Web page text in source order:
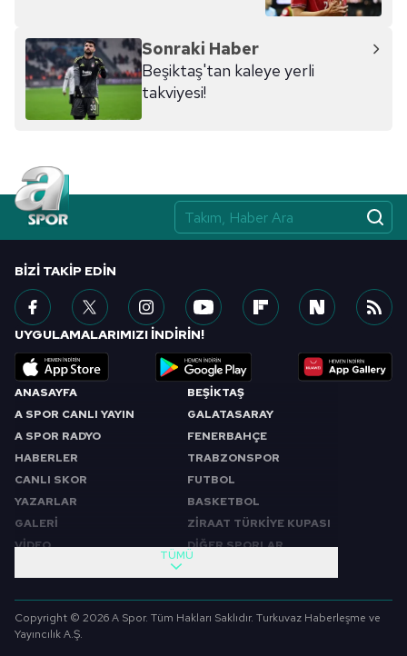
Sonraki Haber
Beşiktaş'tan kaleye yerli
takviyesi!
ANASAYFA
A SPOR CANLI YAYIN
A SPOR RADYO
HABERLER
CANLI SKOR
YAZARLAR
GALERİ
VİDEO
BEŞİKTAŞ
GALATASARAY
FENERBAHÇE
TRABZONSPOR
FUTBOL
BASKETBOL
ZİRAAT TÜRKİYE KUPASI
DİĞER SPORLAR
SABAH SPORU
SPOR GÜNDEMİ
FUTBOL
TÜMÜ
BIZI TAKIP EDIN
UYGULAMALARIMIZI İNDİRİN!
Copyright © 2026 A Spor. Tüm Hakları Saklıdır. Turkuvaz Haberleşme ve
Yayıncılık A.Ş.